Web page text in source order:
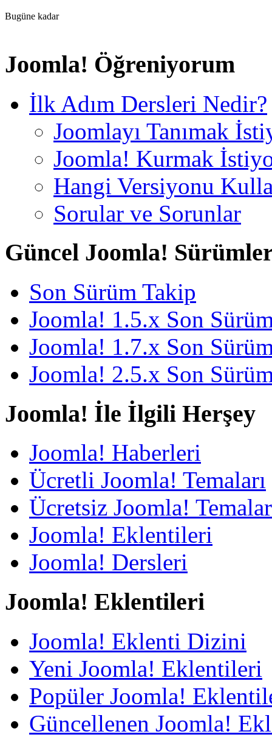
Bugüne kadar
Joomla! Öğreniyorum
İlk Adım Dersleri Nedir?
Joomlayı Tanımak
Joomla! Kurmak
Hangi Versiyonu
Sorular ve Sorunlar
Güncel Joomla!
Son Sürüm Takip
Joomla! 1.5.x Son
Joomla! 1.7.x Son
Joomla! 2.5.x Son
Joomla! İle İlgili Herşey
Joomla! Haberleri
Ücretli Joomla! Temaları
Ücretsiz Joomla!
Joomla! Eklentileri
Joomla! Dersleri
Joomla! Eklentileri
Joomla! Eklenti Dizini
Yeni Joomla! Eklentileri
Popüler Joomla!
Güncellenen Joomla!